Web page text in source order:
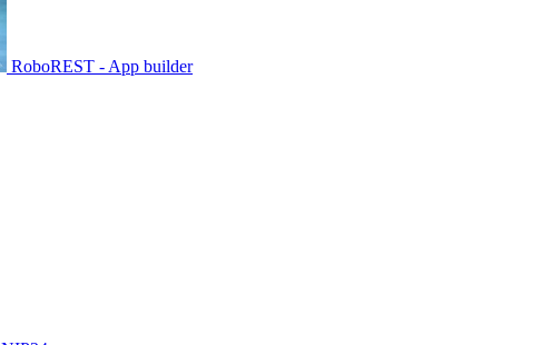
RoboREST - App builder